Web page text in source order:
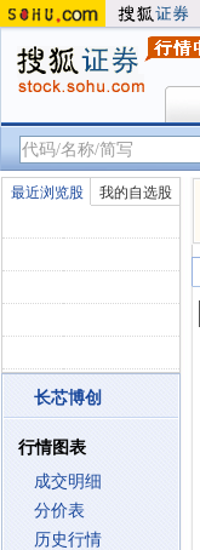
最近浏览股 我的自选股
长芯博创
行情图表
成交明细
分价表
历史行情